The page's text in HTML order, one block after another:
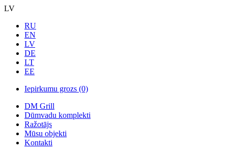
LV
RU
EN
LV
DE
LT
EE
Iepirkumu grozs (0)
DM Grill
Dūmvadu komplekti
Ražotājs
Mūsu objekti
Kontakti